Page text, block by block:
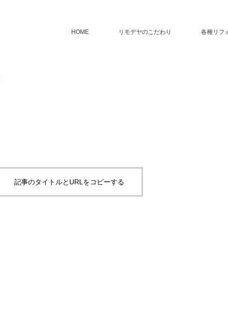
HOME リモデヤのこだわり 各種リフ
記事のタイトルとURLをコピーする